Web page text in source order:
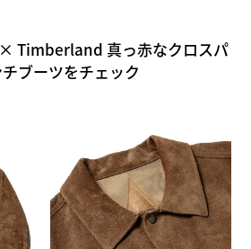
× Timberland 真っ赤なクロスパ
ブーツをチェック